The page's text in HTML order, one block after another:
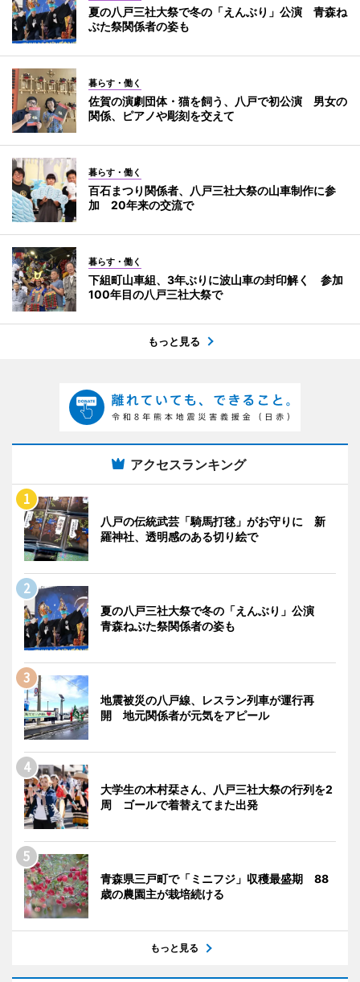
夏の八戸三社大祭で冬の「えんぶり」公演 青森ね
ぶた祭関係者の姿も
暮らす・働く
佐賀の演劇団体・猫を飼う、八戸で初公演 男女の
関係、ピアノや彫刻を交えて
暮らす・働く
百石まつり関係者、八戸三社大祭の山車制作に参
加 20年来の交流で
暮らす・働く
下組町山車組、3年ぶりに波山車の封印解く 参加
100年目の八戸三社大祭で
もっと見る
アクセスランキング
八戸の伝統武芸「騎馬打毬」がお守りに 新
羅神社、透明感のある切り絵で
夏の八戸三社大祭で冬の「えんぶり」公演
青森ねぶた祭関係者の姿も
地震被災の八戸線、レスラン列車が運行再
開 地元関係者が元気をアピール
大学生の木村栞さん、八戸三社大祭の行列を2
周 ゴールで着替えてまた出発
青森県三戸町で「ミニフジ」収穫最盛期 88
歳の農園主が栽培続ける
もっと見る